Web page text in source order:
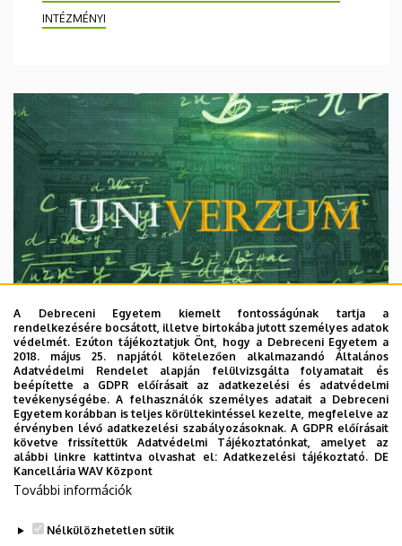
INTÉZMÉNYI
2026. augusztus 7.
Univerzum: A Debreceni Egyetem
titkos receptjei
KUTATÁS TUDOMÁNY
A Debreceni Egyetem kiemelt fontosságúnak tartja a
rendelkezésére bocsátott, illetve birtokába jutott személyes adatok
védelmét. Ezúton tájékoztatjuk Önt, hogy a Debreceni Egyetem a
2018. május 25. napjától kötelezően alkalmazandó Általános
Adatvédelmi Rendelet alapján felülvizsgálta folyamatait és
beépítette a GDPR előírásait az adatkezelési és adatvédelmi
tevékenységébe. A felhasználók személyes adatait a Debreceni
Egyetem korábban is teljes körültekintéssel kezelte, megfelelve az
érvényben lévő adatkezelési szabályozásoknak. A GDPR előírásait
követve frissítettük Adatvédelmi Tájékoztatónkat, amelyet az
alábbi linkre kattintva olvashat el:Adatkezelési tájékoztató. DE
Kancellária WAV Központ
További információk
Nélkülözhetetlen sütik